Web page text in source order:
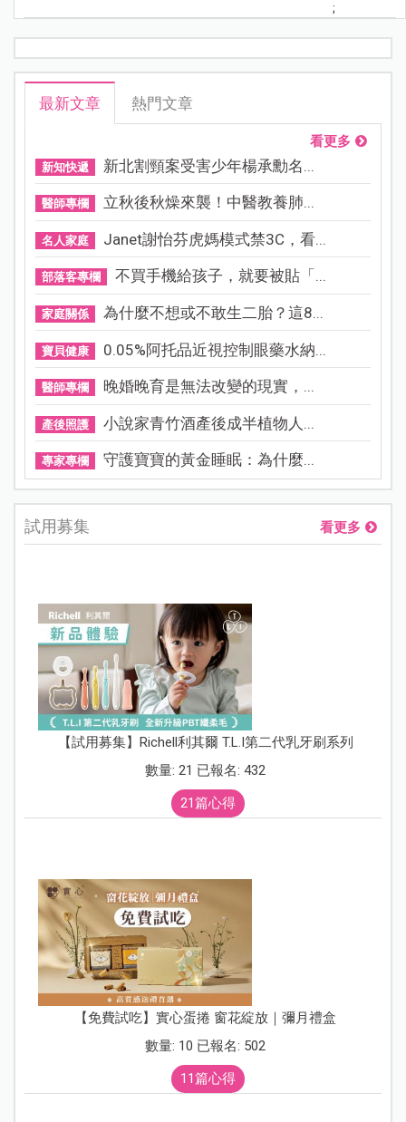
;
最新文章 熱門文章
看更多
新知快遞 新北割頸案受害少年楊承勳名...
醫師專欄 立秋後秋燥來襲！中醫教養肺...
名人家庭 Janet謝怡芬虎媽模式禁3C，看...
部落客專欄 不買手機給孩子，就要被貼「...
家庭關係 為什麼不想或不敢生二胎？這8...
寶貝健康 0.05%阿托品近視控制眼藥水納...
醫師專欄 晚婚晚育是無法改變的現實，...
產後照護 小說家青竹酒產後成半植物人...
專家專欄 守護寶寶的黃金睡眠：為什麼...
試用募集 看更多
【試用募集】Richell利其爾 T.L.I第二代乳牙刷系列
數量: 21 已報名: 432
21篇心得
【免費試吃】實心蛋捲 窗花綻放｜彌月禮盒
數量: 10 已報名: 502
11篇心得